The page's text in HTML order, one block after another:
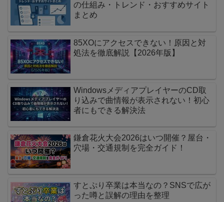
の仕組み・トレンド・おすすめサイト
まとめ
85XOにアクセスできない！原因と対
処法を徹底解説【2026年版】
WindowsメディアプレイヤーのCD取
り込みで曲情報が表示されない！初心
者にもできる解決法
鎌倉花火大会2026はいつ開催？屋台・
穴場・交通規制を完全ガイド！
すとぷり卒業は本当なの？SNSで広が
った噂と誤解の理由を整理